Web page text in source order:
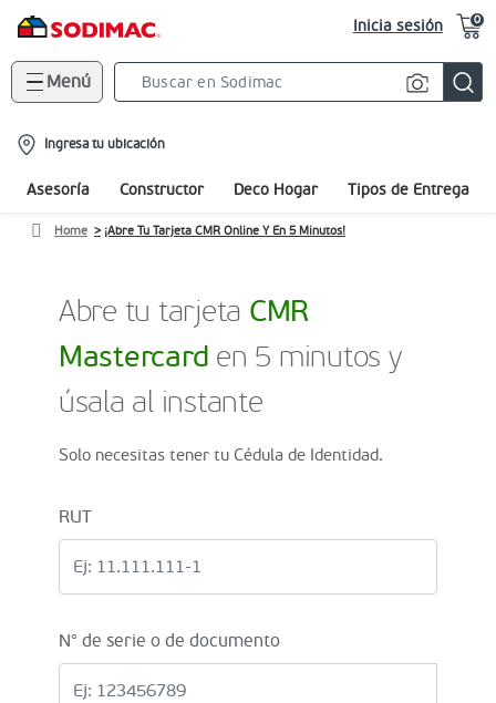
Inicia sesión 0
Menú
location-
icon
Ingresa tu ubicación
Asesoría Constructor Deco Hogar Tipos de Entrega
Home ¡Abre Tu Tarjeta CMR Online Y En 5 Minutos!
Abre tu tarjeta CMR
Mastercard en 5 minutos y
úsala al instante
Solo necesitas tener tu Cédula de Identidad.
RUT
N° de serie o de documento